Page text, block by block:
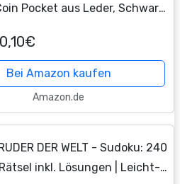
Pocket aus Leder, Schwarz
Bei Amazon kaufen
Amazon.de
DER WELT - Sudoku: 240
inkl. Lösungen | Leicht-